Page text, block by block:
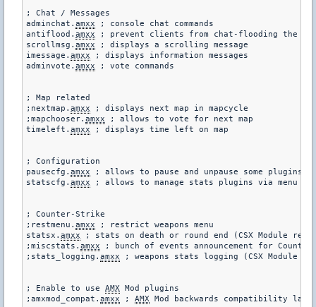
; Chat / Messages
adminchat. amxx ; console chat commands
antiflood. amxx ; prevent clients from chat-flooding the
scrollmsg. amxx ; displays a scrolling message
imessage. amxx ; displays information messages
adminvote. amxx ; vote commands
; Map related
;nextmap. amxx ; displays next map in mapcycle
;mapchooser. amxx ; allows to vote for next map
timeleft. amxx ; displays time left on map
; Configuration
pausecfg. amxx ; allows to pause and unpause some plugins
statscfg. amxx ; allows to manage stats plugins via menu and
; Counter-Strike
;restmenu. amxx ; restrict weapons menu
statsx. amxx ; stats on death or round end (CSX Module
;miscstats. amxx ; bunch of events announcement for
;stats_logging. amxx ; weapons stats logging (CSX Module
; Enable to use AMX Mod plugins
;amxmod_compat. amxx ; AMX Mod backwards compatibility